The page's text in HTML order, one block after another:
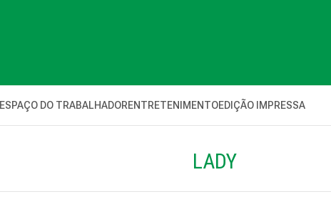
ESPAÇO DO TRABALHADORENTRETENIMENTOEDIÇÃO IMPRESSA
LADY